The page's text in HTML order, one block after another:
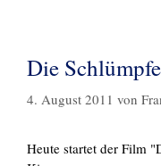
Die Schlümpfe
4. August 2011 von
Heute startet der Film